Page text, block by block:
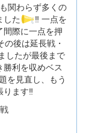
関わらず多くの
した
‼️ 一点を
際に一点を押
の後は延長戦・
したが最後まで
利を収めベス
を見直し、もう
ります‼️